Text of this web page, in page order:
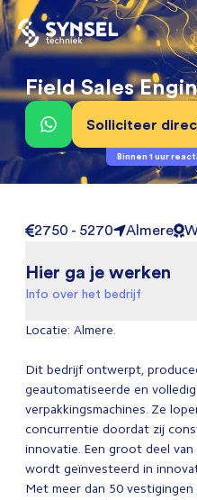
Field Sales
Solliciteer
Binnen 1 uur
2750 - 5270 Almere
Hier ga je werken
Info over het bedrijf
Locatie: Almere.
Dit bedrijf ontwerpt,
geautomatiseerde en
verpakkingsmachines. Ze
concurrentie doordat zij
innovatie. Een groot deel
wordt geïnvesteerd in
Met meer dan 50